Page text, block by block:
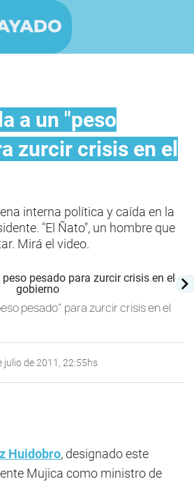
a un "peso
zurcir crisis en el
interna política y caída en la
"El Ñato", un hombre que
Mirá el video.
pesado" para zurcir crisis en el
julio de 2011, 22:55hs
Huidobro, designado este
Mujica como ministro de